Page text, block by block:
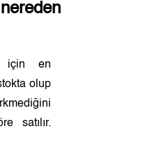
için en
olup
satılır.